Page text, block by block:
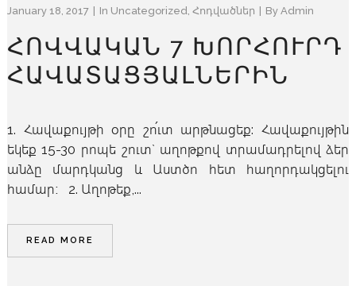
January 18, 2017 In Uncategorized, Հոդվածներ By Admin
ՀՈՎՎԱԿԱՆ 7 ԽՈՐՀՈՒՐԴ
ՀԱՎԱՏԱՑՅԱԼՆԵՐԻՆ
1. Հավաքույթի օրը շո՛ւտ արթնացեք: Հավաքույթին
եկեք 15-30 րոպե շուտ` աղոթքով տրամադրելով ձեր
անձը մարդկանց և Աստծո հետ հաղորդակցելու
համար։ 2. Աղոթեք,...
READ MORE